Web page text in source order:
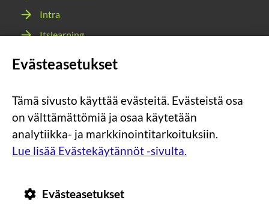
Intra
Itslearning
Sosiaalinen
media:
instagram
Sosiaalinen
media:
facebook
Sosiaalinen
media:
youtube
Sosiaalinen
media:
snapchat
Tietosuoja
Evästeasetukset
Tämä sivusto käyttää evästeitä. Evästeistä osa
on välttämättömiä ja osaa käytetään
analytiikka- ja markkinointitarkoituksiin.
Lue lisää Evästekäytännöt -sivulta.
Evästeasetukset